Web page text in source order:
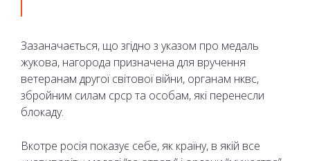
Зазаначається, що згідно з указом про медаль
жукова, нагорода призначена для вручення
ветеранам другої світової війни, органам нквс,
збройним силам срср та особам, які перенесли
блокаду.
Вкотре росія показує себе, як країну, в якій все